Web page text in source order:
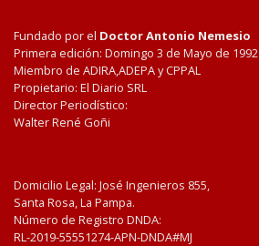
Fundado por el Doctor Antonio Nemesio
Primera edición: Domingo 3 de Mayo de 1992
Miembro de ADIRA,ADEPA y CPPAL
Propietario: El Diario SRL
Director Periodístico:
Walter René Goñi
Domicilio Legal: José Ingenieros 855,
Santa Rosa, La Pampa.
Número de Registro DNDA:
RL-2019-55551274-APN-DNDA#MJ